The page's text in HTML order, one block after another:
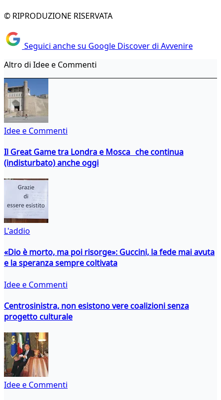
© RIPRODUZIONE RISERVATA
Seguici anche su Google Discover di Avvenire
Altro di Idee e Commenti
Idee e Commenti
Il Great Game tra Londra e Mosca che continua
(indisturbato) anche oggi
L'addio
«Dio è morto, ma poi risorge»: Guccini, la fede mai avuta
e la speranza sempre coltivata
Idee e Commenti
Centrosinistra, non esistono vere coalizioni senza
progetto culturale
Idee e Commenti